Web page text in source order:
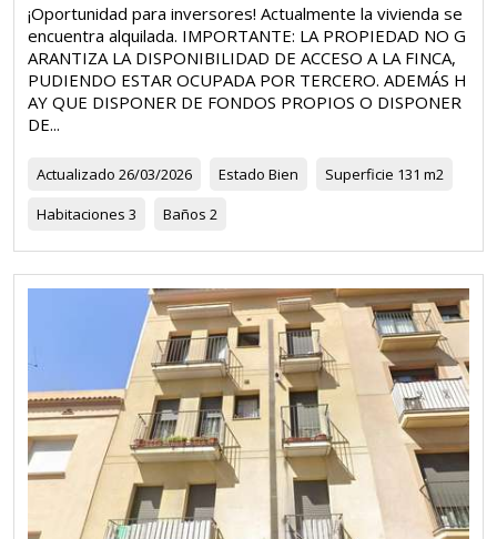
¡Oportunidad para inversores! Actualmente la vivienda se
encuentra alquilada. IMPORTANTE: LA PROPIEDAD NO G
ARANTIZA LA DISPONIBILIDAD DE ACCESO A LA FINCA,
PUDIENDO ESTAR OCUPADA POR TERCERO. ADEMÁS H
AY QUE DISPONER DE FONDOS PROPIOS O DISPONER
DE...
Actualizado 26/03/2026 Estado Bien Superficie 131 m2
Habitaciones 3 Baños 2